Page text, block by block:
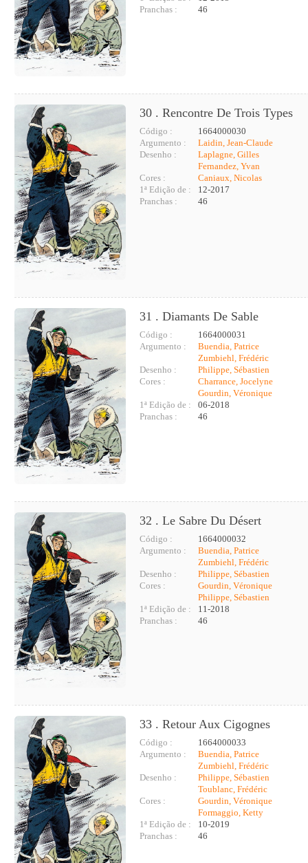
Pranchas :
46
30 . Rencontre De Trois Types
Código :
1664000030
Argumento :
Laidin, Jean-Claude
Desenho :
Laplagne, Gilles
Fernandez, Yvan
Cores :
Caniaux, Nicolas
1ª Edição de :
12-2017
Pranchas :
46
31 . Diamants De Sable
Código :
1664000031
Argumento :
Buendia, Patrice
Zumbiehl, Frédéric
Desenho :
Philippe, Sébastien
Cores :
Charrance, Jocelyne
Gourdin, Véronique
1ª Edição de :
06-2018
Pranchas :
46
32 . Le Sabre Du Désert
Código :
1664000032
Argumento :
Buendia, Patrice
Zumbiehl, Frédéric
Desenho :
Philippe, Sébastien
Cores :
Gourdin, Véronique
Philippe, Sébastien
1ª Edição de :
11-2018
Pranchas :
46
33 . Retour Aux Cigognes
Código :
1664000033
Argumento :
Buendia, Patrice
Zumbiehl, Frédéric
Desenho :
Philippe, Sébastien
Toublanc, Frédéric
Cores :
Gourdin, Véronique
Formaggio, Ketty
1ª Edição de :
10-2019
Pranchas :
46